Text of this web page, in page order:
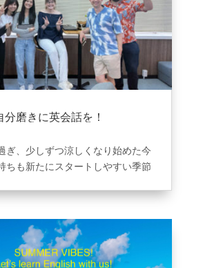
磨きに英会話を！
ぎ、少しずつ涼しくなり始めた今
ちも新たにスタートしやすい季節
の秋――このタイミングで英会話
おすすめの勉強方法↓
けること」が一番大切。秋は日々